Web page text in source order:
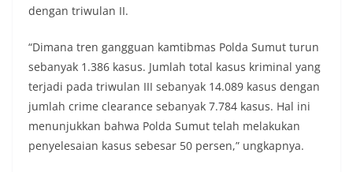
dengan triwulan II.
“Dimana tren gangguan kamtibmas Polda Sumut turun
sebanyak 1.386 kasus. Jumlah total kasus kriminal yang
terjadi pada triwulan III sebanyak 14.089 kasus dengan
jumlah crime clearance sebanyak 7.784 kasus. Hal ini
menunjukkan bahwa Polda Sumut telah melakukan
penyelesaian kasus sebesar 50 persen,” ungkapnya.